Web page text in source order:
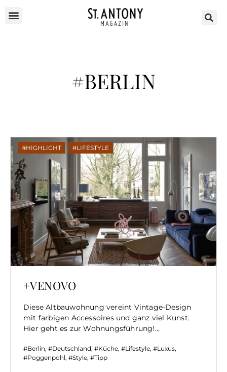
#BERLIN
HIGHLIGHT LIFESTYLE
+VENOVO
Diese Altbauwohnung vereint Vintage-Design
mit farbigen Accessoires und ganz viel Kunst.
Hier geht es zur Wohnungsführung!...
Berlin, Deutschland, Küche, Lifestyle, Luxus,
Poggenpohl, Style, Tipp